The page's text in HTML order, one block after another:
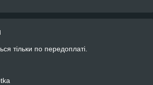
тільки по передоплаті.